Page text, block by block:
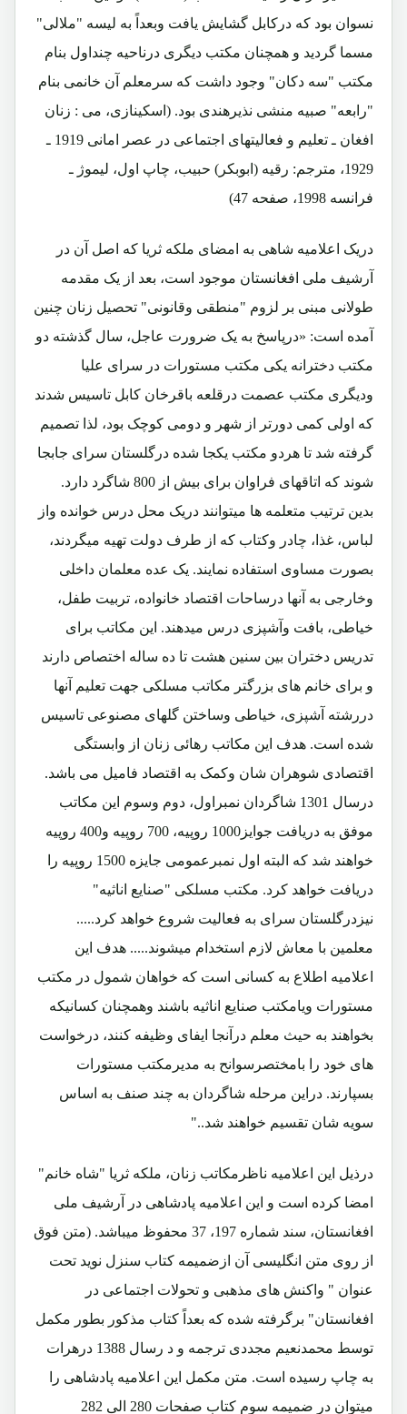
نسوان بود که درکابل گشایش یافت وبعداً به لیسه "ملالی"
مسما گردید و همچنان مکتب دیگری درناحیه چنداول بنام
مکتب "سه دکان" وجود داشت که سرمعلم آن خانمی بنام
"رابعه" صبیه منشی نذیرهندی بود. (اسکینازی، می : زنان
افغان ـ تعلیم و فعالیتهای اجتماعی در عصر امانی 1919 ـ
1929، مترجم: رقیه (ابوبکر) حبیب، چاپ اول، لیموژ ـ
فرانسه 1998، صفحه 47)
دریک اعلامیه شاهی به امضای ملکه ثریا که اصل آن در
آرشیف ملی افغانستان موجود است، بعد از یک مقدمه
طولانی مبنی بر لزوم "منطقی وقانونی" تحصیل زنان چنین
آمده است: «درپاسخ به یک ضرورت عاجل، سال گذشته دو
مکتب دخترانه یکی مکتب مستورات در سرای علیا
ودیگری مکتب عصمت درقلعه باقرخان کابل تاسیس شدند
که اولی کمی دورتر از شهر و دومی کوچک بود، لذا تصمیم
گرفته شد تا هردو مکتب یکجا شده درگلستان سرای جابجا
شوند که اتاقهای فراوان برای بیش از 800 شاگرد دارد.
بدین ترتیب متعلمه ها میتوانند دریک محل درس خوانده واز
لباس، غذا، چادر وکتاب که از طرف دولت تهیه میگردند،
بصورت مساوی استفاده نمایند. یک عده معلمان داخلی
وخارجی به آنها درساحات اقتصاد خانواده، تربیت طفل،
خیاطی، بافت وآشپزی درس میدهند. این مکاتب برای
تدریس دختران بین سنین هشت تا ده ساله اختصاص دارند
و برای خانم های بزرگتر مکاتب مسلکی جهت تعلیم آنها
دررشته آشپزی، خیاطی وساختن گلهای مصنوعی تاسیس
شده است. هدف این مکاتب رهائی زنان از وابستگی
اقتصادی شوهران شان وکمک به اقتصاد فامیل می باشد.
درسال 1301 شاگردان نمبراول، دوم وسوم این مکاتب
موفق به دریافت جوایز1000 روپیه، 700 روپیه و400 روپیه
خواهند شد که البته اول نمبرعمومی جایزه 1500 روپیه را
دریافت خواهد کرد. مکتب مسلکی "صنایع اناثیه"
نیزدرگلستان سرای به فعالیت شروع خواهد کرد.....
معلمین با معاش لازم استخدام میشوند..... هدف این
اعلامیه اطلاع به کسانی است که خواهان شمول در مکتب
مستورات ویامکتب صنایع اناثیه باشند وهمچنان کسانیکه
بخواهند به حیث معلم درآنجا ایفای وظیفه کنند، درخواست
های خود را بامختصرسوانح به مدیرمکتب مستورات
بسپارند. دراین مرحله شاگردان به چند صنف به اساس
سویه شان تقسیم خواهند شد.."
درذیل این اعلامیه ناظرمکاتب زنان، ملکه ثریا "شاه خانم"
امضا کرده است و این اعلامیه پادشاهی در آرشیف ملی
افغانستان، سند شماره 197، 37 محفوظ میباشد. (متن فوق
از روی متن انگلیسی آن ازضمیمه کتاب سنزل نوید تحت
عنوان " واکنش های مذهبی و تحولات اجتماعی در
افغانستان" برگرفته شده که بعداً کتاب مذکور بطور مکمل
توسط محمدنعیم مجددی ترجمه و د رسال 1388 درهرات
به چاپ رسیده است. متن مکمل این اعلامیه پادشاهی را
میتوان در ضمیمه سوم کتاب صفحات 280 الی 282